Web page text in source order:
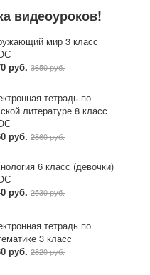
видеоуроков!
мир 3 класс
руб. 3650 руб.
тетрадь по
литературе 8 класс
руб. 2860 руб.
6 класс (девочки)
руб. 2530 руб.
тетрадь по
3 класс
руб. 2820 руб.